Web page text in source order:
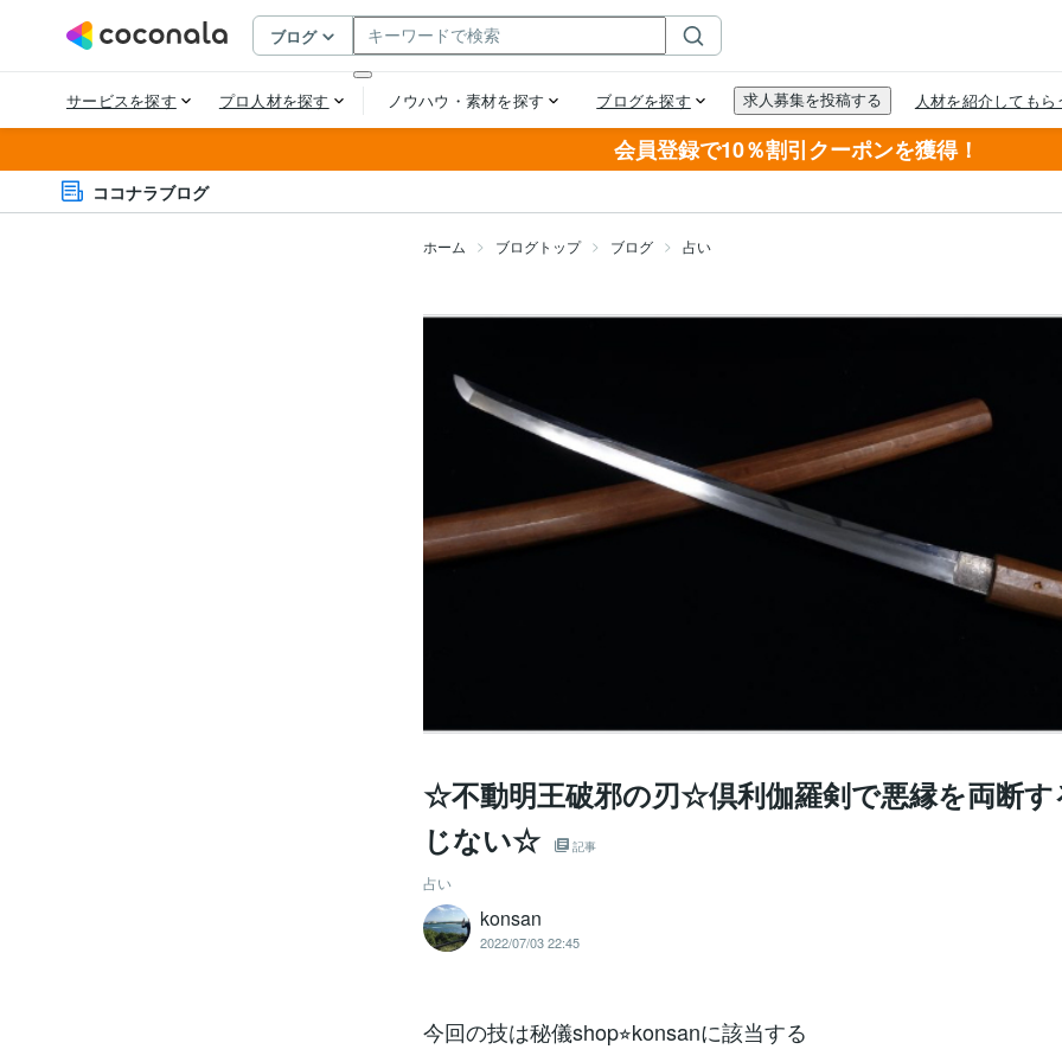
会員登録で10％割引クーポンを獲得！
ココナラブログ
ホーム ブログトップ ブログ 占い
☆不動明王破邪の刃☆倶利伽羅剣で悪縁を両断
じない☆
記事
占い
konsan
2022/07/03 22:45
今回の技は秘儀shop⭐︎konsanに該当する